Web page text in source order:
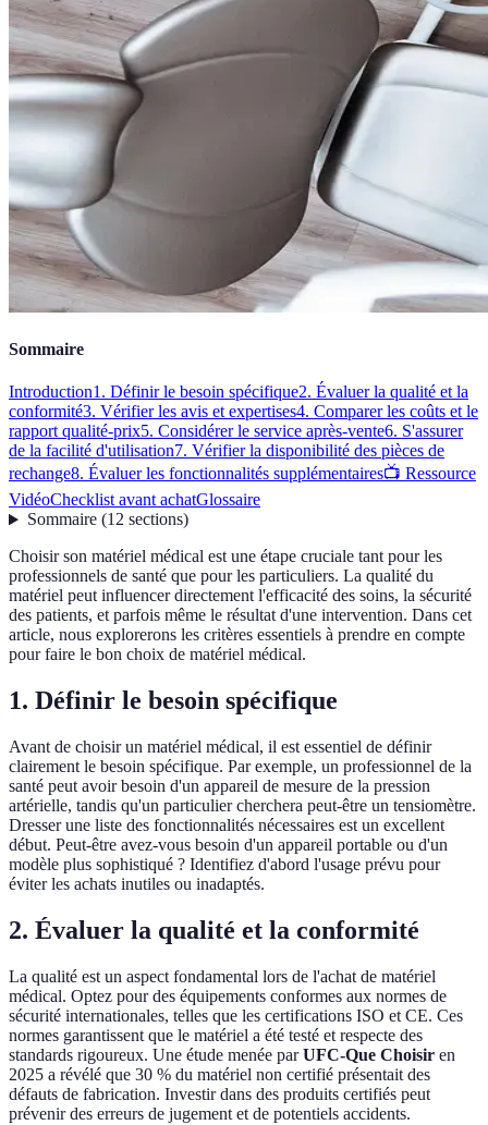
Sommaire
Introduction1. Définir le besoin spécifique2. Évaluer la qualité et la
conformité3. Vérifier les avis et expertises4. Comparer les coûts et le
rapport qualité-prix5. Considérer le service après-vente6. S'assurer
de la facilité d'utilisation7. Vérifier la disponibilité des pièces de
rechange8. Évaluer les fonctionnalités supplémentaires📺 Ressource
VidéoChecklist avant achatGlossaire
Sommaire(12 sections)
Choisir son matériel médical est une étape cruciale tant pour les
professionnels de santé que pour les particuliers. La qualité du
matériel peut influencer directement l'efficacité des soins, la sécurité
des patients, et parfois même le résultat d'une intervention. Dans cet
article, nous explorerons les critères essentiels à prendre en compte
pour faire le bon choix de matériel médical.
1. Définir le besoin spécifique
Avant de choisir un matériel médical, il est essentiel de définir
clairement le besoin spécifique. Par exemple, un professionnel de la
santé peut avoir besoin d'un appareil de mesure de la pression
artérielle, tandis qu'un particulier cherchera peut-être un tensiomètre.
Dresser une liste des fonctionnalités nécessaires est un excellent
début. Peut-être avez-vous besoin d'un appareil portable ou d'un
modèle plus sophistiqué ? Identifiez d'abord l'usage prévu pour
éviter les achats inutiles ou inadaptés.
2. Évaluer la qualité et la conformité
La qualité est un aspect fondamental lors de l'achat de matériel
médical. Optez pour des équipements conformes aux normes de
sécurité internationales, telles que les certifications ISO et CE. Ces
normes garantissent que le matériel a été testé et respecte des
standards rigoureux. Une étude menée parUFC-Que Choisir en
2025 a révélé que 30 % du matériel non certifié présentait des
défauts de fabrication. Investir dans des produits certifiés peut
prévenir des erreurs de jugement et de potentiels accidents.